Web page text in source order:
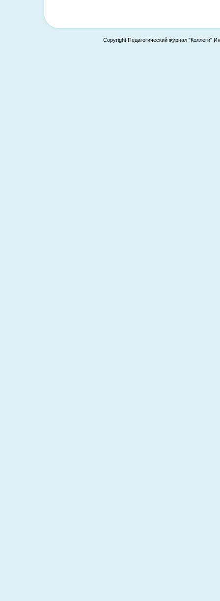
Copyright Педагогический журнал "Коллеги"